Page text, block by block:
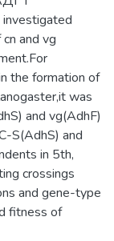
investigated
and vg
the formation of
was
and vg(AdhF)
S(AdhS) and
in 5th,
crossings
and gene-type
fitness of